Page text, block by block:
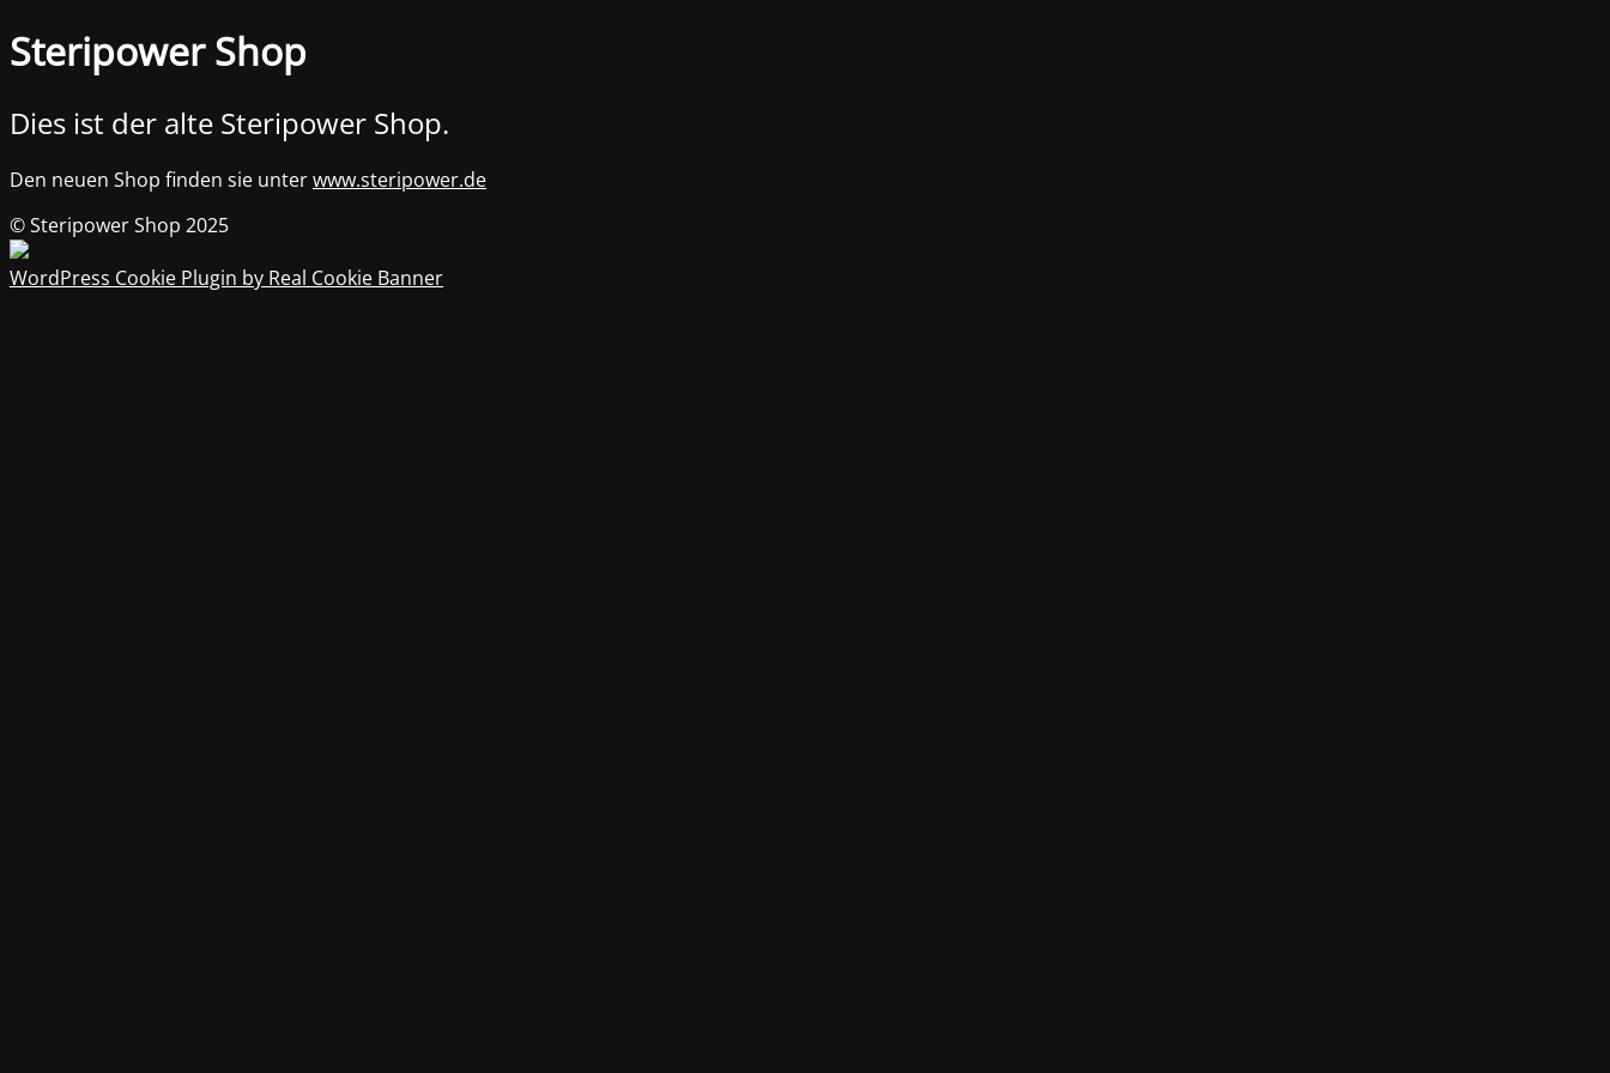
Steripower Shop
Dies ist der alte Steripower Shop.
Den neuen Shop finden sie unterwww.steripower.de
© Steripower Shop 2025
WordPress Cookie Plugin by Real Cookie Banner